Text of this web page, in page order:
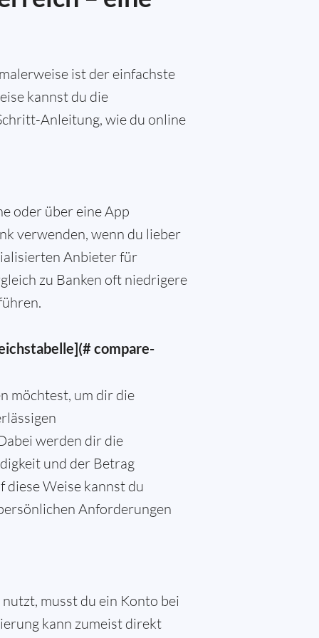
ist der einfachste
kannst du die
Anleitung, wie du online
oder über eine App
verwenden, wenn du lieber
Anbieter für
zu Banken oft niedrigere
compare-
möchtest, um dir die
werden dir die
und der Betrag
diese Weise kannst du
Anforderungen
musst du ein Konto bei
kann zumeist direkt